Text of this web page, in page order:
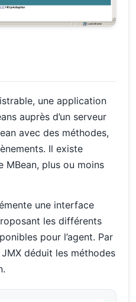
une application
auprès d’un serveur
avec des méthodes,
Il existe
plus ou moins
une interface
les différents
pour l’agent. Par
déduit les méthodes